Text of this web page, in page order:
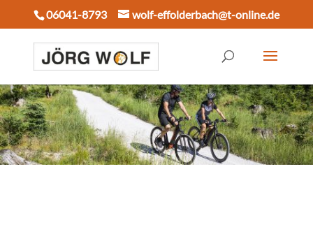
06041-8793 wolf-effolderbach@t-online.de